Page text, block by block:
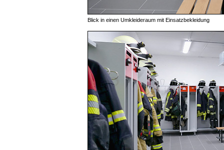
Blick in einen Umkleideraum mit Einsatzbekleidung